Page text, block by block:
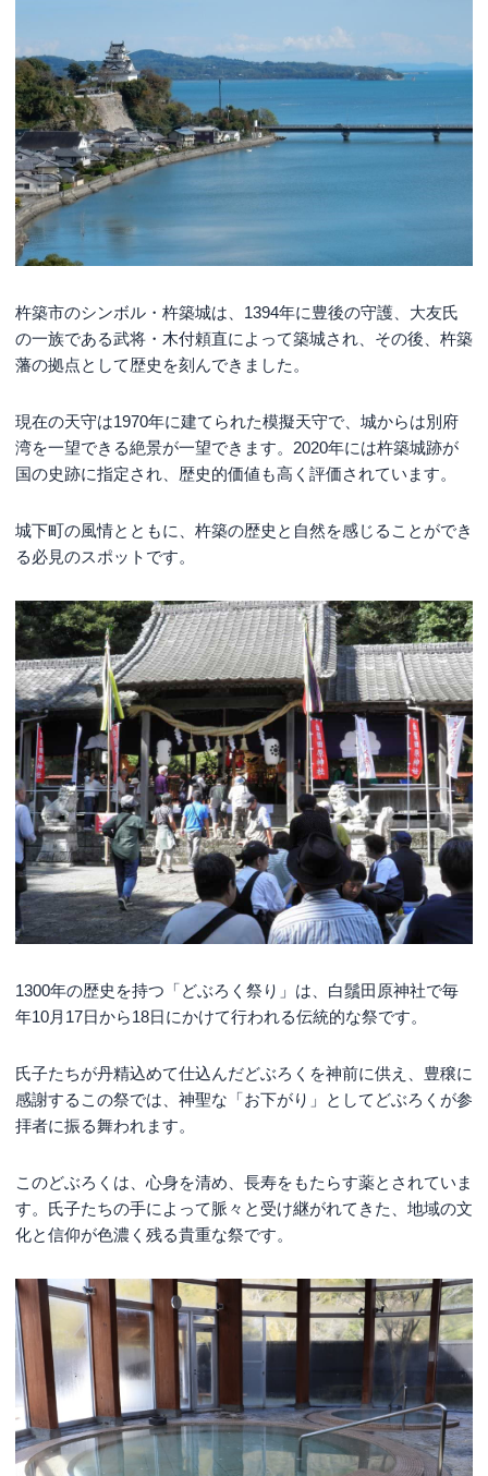
杵築市のシンボル・杵築城は、1394年に豊後の守護、大友氏
の一族である武将・木付頼直によって築城され、その後、杵築
藩の拠点として歴史を刻んできました。
現在の天守は1970年に建てられた模擬天守で、城からは別府
湾を一望できる絶景が一望できます。2020年には杵築城跡が
国の史跡に指定され、歴史的価値も高く評価されています。
城下町の風情とともに、杵築の歴史と自然を感じることができ
る必見のスポットです。
1300年の歴史を持つ「どぶろく祭り」は、白鬚田原神社で毎
年10月17日から18日にかけて行われる伝統的な祭です。
氏子たちが丹精込めて仕込んだどぶろくを神前に供え、豊穣に
感謝するこの祭では、神聖な「お下がり」としてどぶろくが参
拝者に振る舞われます。
このどぶろくは、心身を清め、長寿をもたらす薬とされていま
す。氏子たちの手によって脈々と受け継がれてきた、地域の文
化と信仰が色濃く残る貴重な祭です。